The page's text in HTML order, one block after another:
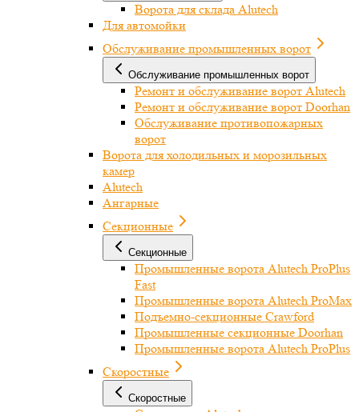
Ворота для склада Alutech
Для автомойки
Обслуживание промышленных ворот
Обслуживание промышленных ворот
Ремонт и обслуживание ворот Alutech
Ремонт и обслуживание ворот Doorhan
Обслуживание противопожарных
ворот
Ворота для холодильных и морозильных
камер
Alutech
Ангарные
Секционные
Секционные
Промышленные ворота Alutech ProPlus
Fast
Промышленные ворота Alutech ProMax
Подъемно-секционные Crawford
Промышленные секционные Doorhan
Промышленные ворота Alutech ProPlus
Скоростные
Скоростные